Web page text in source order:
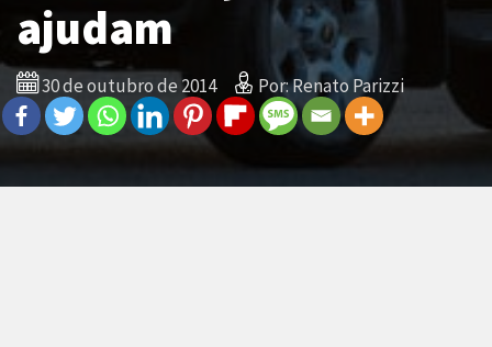
ajudam
30 de outubro de 2014 Por: Renato Parizzi